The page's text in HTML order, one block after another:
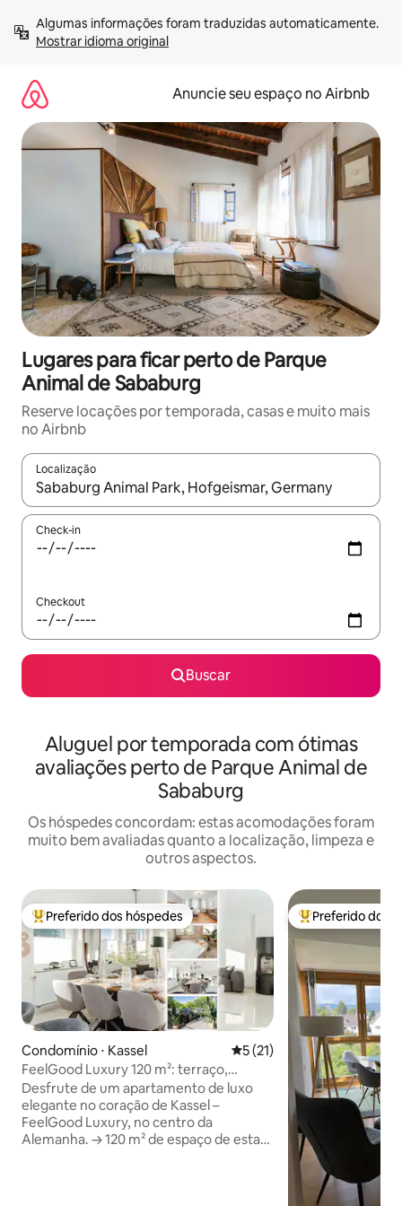
para
Mostrar idioma original
Anuncie seu espaço no Airbnb
Lugares para ficar perto de Parque
Animal de Sababurg
Reserve locações por temporada, casas e muito mais
no Airbnb
Localização
Quando os resultados estiverem disponíveis, explore-os
Check-in
Checkout
Buscar
Aluguel por temporada com ótimas
avaliações perto de Parque Animal de
Sababurg
Os hóspedes concordam: estas acomodações foram
muito bem avaliadas quanto a localização, limpeza e
outros aspectos.
Entre os melhores preferidos dos hóspedes
Preferido dos hóspedes
Condomínio ⋅ Kassel 5 de uma avaliação média
5 (21)
FeelGood Luxury 120 m²: terraço,
banheira de hidromassagem, 2
banheiros
Desfrute de um apartamento de luxo
elegante no coração de Kassel –
FeelGood Luxury, no centro da
Alemanha. → 120 m² de espaço de estar
Entre os
Preferido dos